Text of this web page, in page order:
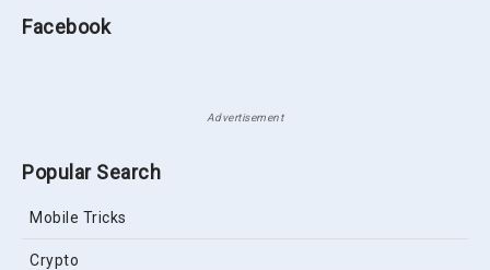
Facebook
Advertisement
Popular Search
Mobile Tricks
Crypto